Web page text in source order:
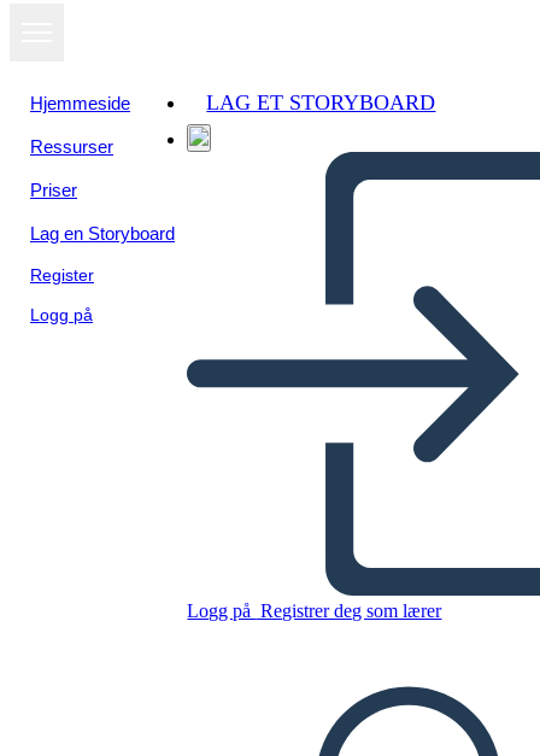
Hjemmeside
Ressurser
Priser
Lag en Storyboard
Register
Logg på
LAG ET STORYBOARD
Logg på Registrer deg som lærer
SPILLE AV LYSBILDEFREMVISNING
Vis som
lysbildefremvisning